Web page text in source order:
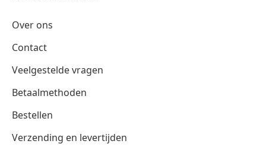
Over ons
Contact
Veelgestelde vragen
Betaalmethoden
Bestellen
Verzending en levertijden